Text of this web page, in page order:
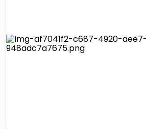
pattumiera raccolta differenziata
elenco telefonico